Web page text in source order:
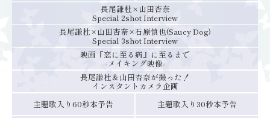
長尾謙杜×山田杏奈
Special 2shot Interview
長尾謙杜×山田杏奈×石原慎也(Saucy Dog)
Special 3shot Interview
映画『恋に至る病』に至るまで
-メイキング映像-
長尾謙杜＆山田杏奈が撮った！
インスタントカメラ企画
主題歌入り60秒本予告
主題歌入り30秒本予告